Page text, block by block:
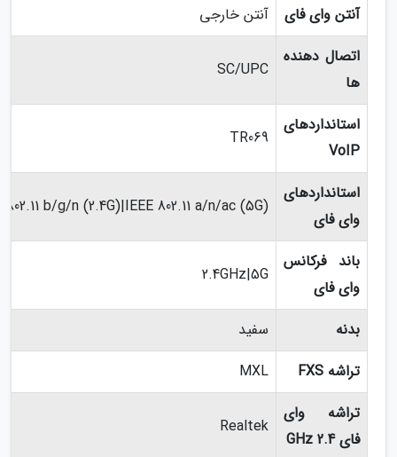
آنتن وای فای
آنتن خارجی
اتصال دهنده
ها
SC/UPC
استانداردهای
VoIP
TR069
استانداردهای
وای فای
802.11 b/g/n (2.4G)|IEEE 802.11 a/n/ac (5G)
باند فرکانس
وای فای
2.4GHz|5G
بدنه
سفید
تراشه FXS
MXL
تراشه وای
فای 2.4 GHz
Realtek